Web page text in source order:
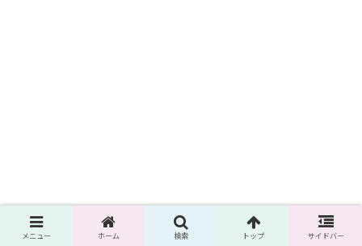
メニュー ホーム 検索 トップ サイドバー